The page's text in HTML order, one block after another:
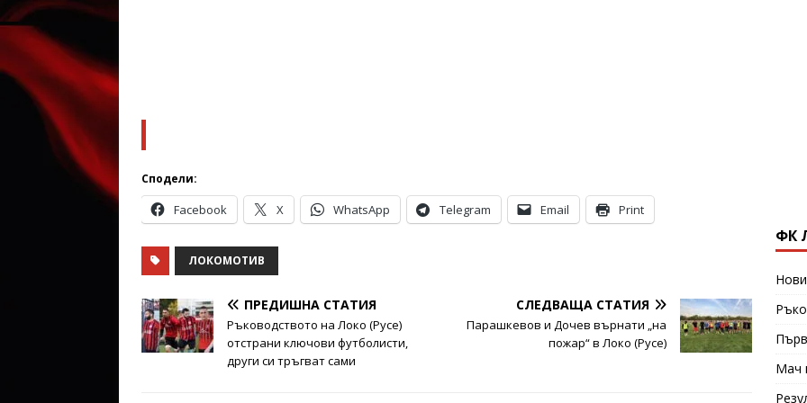
Сподели:
Facebook X WhatsApp Telegram Email Print
ЛОКОМОТИВ
ПРЕДИШНА СТАТИЯ
Ръководството на Локо (Русе)
отстрани ключови футболисти,
други си тръгват сами
СЛЕДВАЩА СТАТИЯ
Парашкевов и Дочев върнати „на
пожар“ в Локо (Русе)
ФК
Мач